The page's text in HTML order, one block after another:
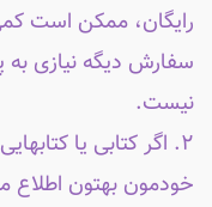
رایگان، ممکن است
سفارش دیگه نیازی
نیست.
۲. اگر کتابی یا
خودمون بهتون اطلاع